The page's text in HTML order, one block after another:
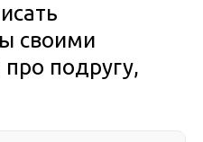
своими
про подругу,